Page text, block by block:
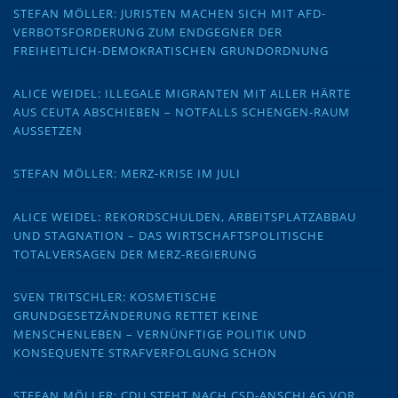
STEFAN MÖLLER: JURISTEN MACHEN SICH MIT AFD-
VERBOTSFORDERUNG ZUM ENDGEGNER DER
FREIHEITLICH-DEMOKRATISCHEN GRUNDORDNUNG
ALICE WEIDEL: ILLEGALE MIGRANTEN MIT ALLER HÄRTE
AUS CEUTA ABSCHIEBEN – NOTFALLS SCHENGEN-RAUM
AUSSETZEN
STEFAN MÖLLER: MERZ-KRISE IM JULI
ALICE WEIDEL: REKORDSCHULDEN, ARBEITSPLATZABBAU
UND STAGNATION – DAS WIRTSCHAFTSPOLITISCHE
TOTALVERSAGEN DER MERZ-REGIERUNG
SVEN TRITSCHLER: KOSMETISCHE
GRUNDGESETZÄNDERUNG RETTET KEINE
MENSCHENLEBEN – VERNÜNFTIGE POLITIK UND
KONSEQUENTE STRAFVERFOLGUNG SCHON